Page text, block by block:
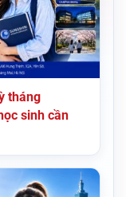
tháng
sinh cần